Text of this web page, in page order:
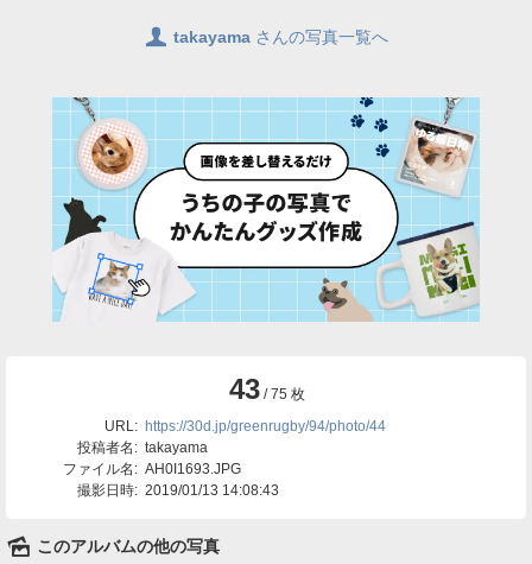
👤 takayama さんの写真一覧へ
43/ 75 枚
URL: https://30d.jp/greenrugby/94/photo/44
投稿者名: takayama
ファイル名: AH0I1693.JPG
撮影日時: 2019/01/13 14:08:43
🌄 このアルバムの他の写真